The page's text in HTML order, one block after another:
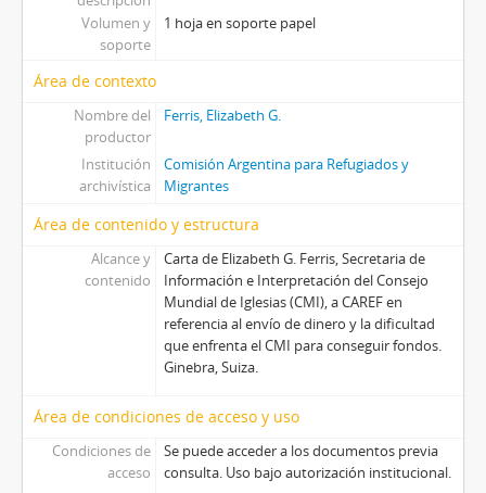
Volumen y
soporte
1 hoja en soporte papel
Área de contexto
Nombre del
productor
Ferris, Elizabeth G.
Institución
archivística
Comisión Argentina para Refugiados y
Migrantes
Área de contenido y estructura
Alcance y
contenido
Carta de Elizabeth G. Ferris, Secretaria de
Información e Interpretación del Consejo
Mundial de Iglesias (CMI), a CAREF en
referencia al envío de dinero y la dificultad
que enfrenta el CMI para conseguir fondos.
Ginebra, Suiza.
Área de condiciones de acceso y uso
Condiciones de
acceso
Se puede acceder a los documentos previa
consulta. Uso bajo autorización institucional.